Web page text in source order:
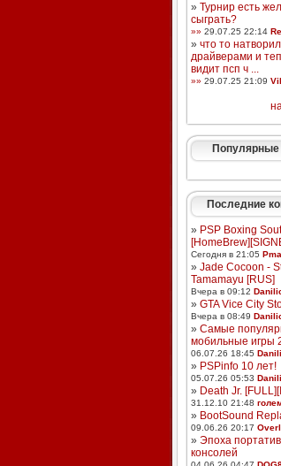
» Турнир есть
сыграть?
»» 29.07.25 22:14
» что то
драйверами и
видит псп ч ...
»» 29.07.25 21:09
Популярные
Последние
» PSP Boxing
Сегодня в 21:05
» Jade Cocoon -
Tamamayu [RUS]
Вчера в 09:12
» GTA Vice City
Вчера в 08:49
» Самые
мобильные игры
06.07.26 18:45
» PSPinfo 10 лет!
05.07.26 05:53
» Death Jr.
31.12.10 21:48
» BootSound
09.06.26 20:17
» Эпоха
консолей